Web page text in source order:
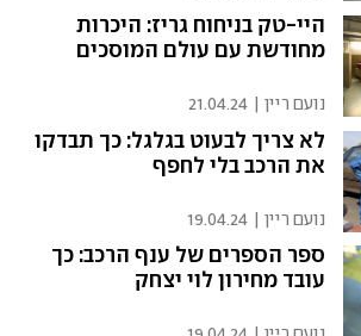
היי-טק בניחוח גריז: היכרות
מחודשת עם עולם המוסכים
נועם ריין 21.04.24
לא צריך לבעוט בגלגל: כך תבדקו
את הרכב בלי לחפף
נועם ריין 19.04.24
ספר הספרים של ענף הרכב: כך
עובד מחירון לוי יצחק